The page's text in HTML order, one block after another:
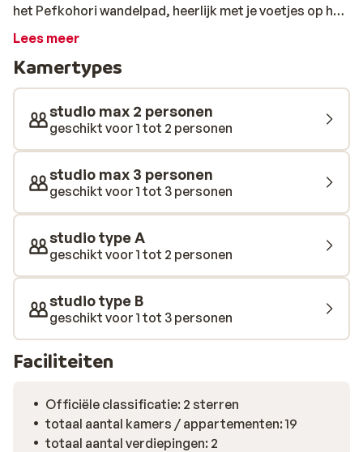
het Pefkohori wandelpad, heerlijk met je voetjes op het
strand. Hier bevind je je in een oasis van rust, want de
prachtige natuur. Stel het je even voor: ’s ochtends haal
je een lekker ontbijtje in de dicht bijzijnde supermarkt
of bakker. Wandel door de mooie tuinen met een
drankje van de poolbar. Zin om even af te koelen van het
Griekse klimaat? Neem een verfrissende duik in het
zwembad. Op het einde van de middag maak je een
wandeling naar het strand om daar ook nog van te
genieten. Mocht je in de avond zin hebben om een stap
Pefkohori écht een aanrader. Vanuit het hotel ben je
hier zo! Pefkohori is een levendig plaatsje met gezellige
bars en tavernes. Zie jij een dag als deze helemaal
zitten? Dan zien wij jou hier snel!
Lees meer
Kamertypes
studio max 2 personen
geschikt voor 1 tot 2 personen
studio max 3 personen
geschikt voor 1 tot 3 personen
studio type A
geschikt voor 1 tot 2 personen
studio type B
geschikt voor 1 tot 3 personen
Faciliteiten
Officiële classificatie: 2 sterren
totaal aantal kamers / appartementen: 19
totaal aantal verdiepingen: 2